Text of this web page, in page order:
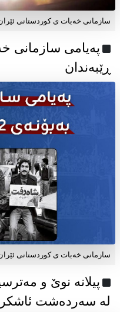
سازمانی خەبات ی کوردستانی
ڕێبەندان
سازمانی خەبات ی كوردستانی
پیلانە نوێ و
لە سەردەشت